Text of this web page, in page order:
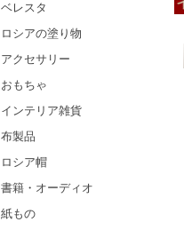
ベレスタ
ロシアの塗り物
アクセサリー
おもちゃ
インテリア雑貨
布製品
ロシア帽
書籍・オーディオ
紙もの